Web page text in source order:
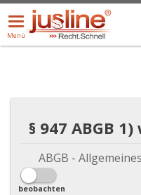
Menü
öffnen/schließen
Menü
ALLE DROPDOWN:
§ 947 ABGB
ABGB -
beobachten